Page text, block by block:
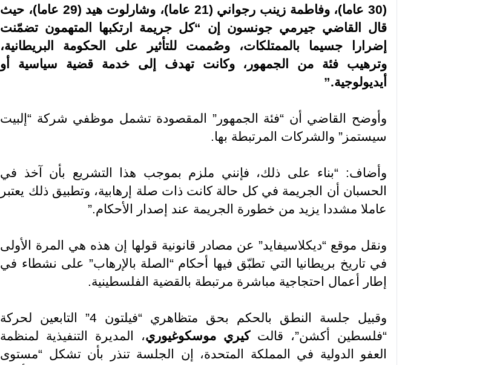
(30 عاما)، وفاطمة زينب رجواني (21 عاما)، وشارلوت هيد (29 عاما)، حيث
قال القاضي جيرمي جونسون إن “كل جريمة ارتكبها المتهمون تضمّنت
إضرارا جسيما بالممتلكات، وصُممت للتأثير على الحكومة البريطانية،
وترهيب فئة من الجمهور، وكانت تهدف إلى خدمة قضية سياسية أو
أيديولوجية”.
وأوضح القاضي أن “فئة الجمهور” المقصودة تشمل موظفي شركة “إلبيت
سيستمز” والشركات المرتبطة بها.
وأضاف: “بناء على ذلك، فإنني ملزم بموجب هذا التشريع بأن آخذ في
الحسبان أن الجريمة في كل حالة كانت ذات صلة إرهابية، وتطبيق ذلك يعتبر
عاملا مشددا يزيد من خطورة الجريمة عند إصدار الأحكام”.
ونقل موقع “ديكلاسيفايد” عن مصادر قانونية قولها إن هذه هي المرة الأولى
في تاريخ بريطانيا التي تطبّق فيها أحكام “الصلة بالإرهاب” على نشطاء في
إطار أعمال احتجاجية مباشرة مرتبطة بالقضية الفلسطينية.
وقبيل جلسة النطق بالحكم بحق متظاهري “فيلتون 4” التابعين لحركة
“فلسطين أكشن”، قالتكيري موسكوغيوري، المديرة التنفيذية لمنظمة
العفو الدولية في المملكة المتحدة، إن الجلسة تنذر بأن تشكل “مستوى